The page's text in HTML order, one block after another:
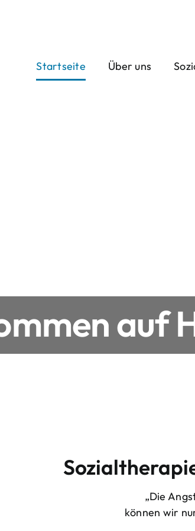
Startseite
Über uns
auf
„Die
können wir